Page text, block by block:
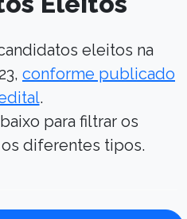
eleitos na
conforme publicado
.
para filtrar os
diferentes tipos.